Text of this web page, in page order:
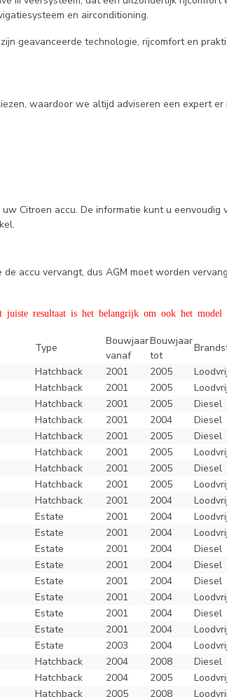
en airconditioning.
geavanceerde technologie, rijcomfort en
waardoor we altijd adviseren een expert
Citroen accu. De informatie kunt u
accu vervangt, dus AGM moet worden
juiste resultaat is het belangrijk om ook het
Type
Bouwjaar
vanaf
Bouwjaar
tot
Hatchback 2001 2005
Hatchback 2001 2005
Hatchback 2001 2005 Diesel
Hatchback 2001 2004 Diesel
Hatchback 2001 2005 Diesel
Hatchback 2001 2005
Hatchback 2001 2005 Diesel
Hatchback 2001 2005
Hatchback 2001 2004
Estate 2001 2004
Estate 2001 2004
Estate 2001 2004 Diesel
Estate 2001 2004 Diesel
Estate 2001 2004 Diesel
Estate 2001 2004
Estate 2001 2004 Diesel
Estate 2001 2004
Estate 2003 2004
Hatchback 2004 2008 Diesel
Hatchback 2004 2005
Hatchback 2005 2008